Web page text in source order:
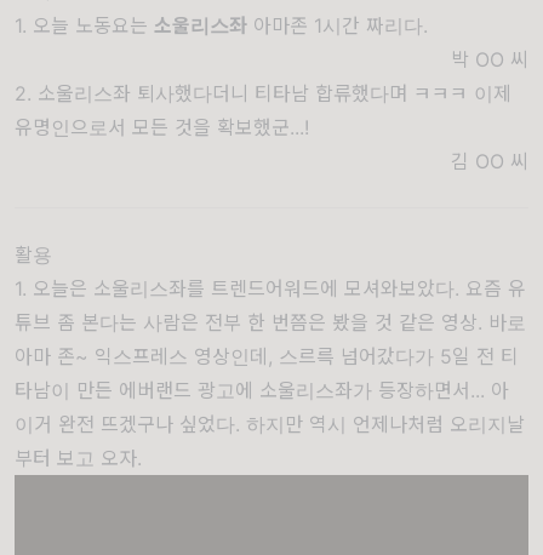
1. 오늘 노동요는 소울리스좌 아마존 1시간 짜리다.
박 OO 씨
2. 소울리스좌 퇴사했다더니 티타남 합류했다며 ㅋㅋㅋ 이제
유명인으로서 모든 것을 확보했군...!
김 OO 씨
활용
1. 오늘은 소울리스좌를 트렌드어워드에 모셔와보았다. 요즘 유
튜브 좀 본다는 사람은 전부 한 번쯤은 봤을 것 같은 영상. 바로
아마 존~ 익스프레스 영상인데, 스르륵 넘어갔다가 5일 전 티
타남이 만든 에버랜드 광고에 소울리스좌가 등장하면서... 아
이거 완전 뜨겠구나 싶었다. 하지만 역시 언제나처럼 오리지날
부터 보고 오자.